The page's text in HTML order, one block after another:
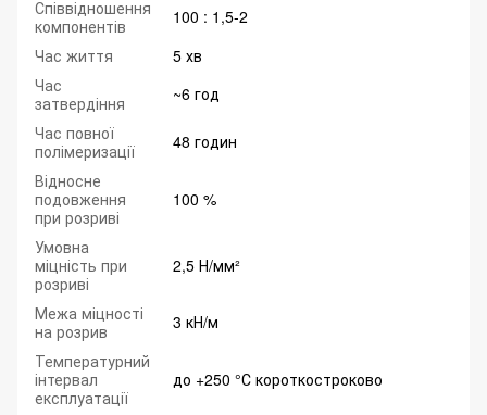
Співвідношення
компонентів
100 : 1,5-2
Час життя
5 хв
Час
затвердіння
~6 год
Час повної
полімеризації
48 годин
Відносне
подовження
при розриві
100 %
Умовна
міцність при
розриві
2,5 Н/мм²
Межа міцності
на розрив
3 кН/м
Температурний
інтервал
експлуатації
до +250 °С короткостроково